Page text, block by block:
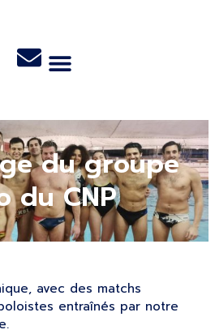
du groupe
du CNP
avec des matchs
entraînés par notre